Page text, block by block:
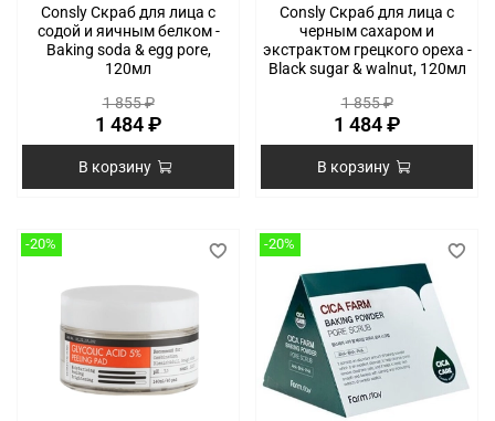
Consly Скраб для лица с
содой и яичным белком -
Baking soda & egg pore,
120мл
1 855 ₽
1 484 ₽
В корзину
Consly Скраб для лица с
черным сахаром и
экстрактом грецкого ореха -
Black sugar & walnut, 120мл
1 855 ₽
1 484 ₽
В корзину
-20% -20%